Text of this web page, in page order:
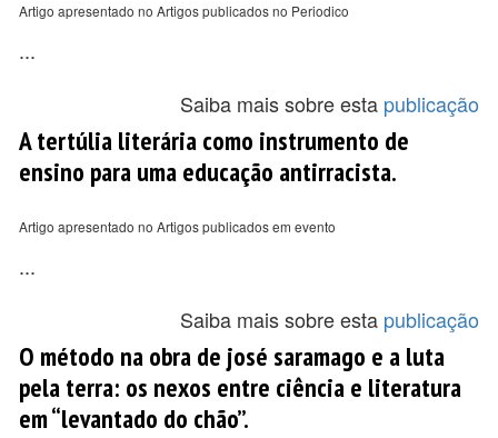
Artigo apresentado no Artigos publicados no Periodico
...
Saiba mais sobre esta publicação
A tertúlia literária como instrumento de
ensino para uma educação antirracista.
Artigo apresentado no Artigos publicados em evento
...
Saiba mais sobre esta publicação
O método na obra de josé saramago e a luta
pela terra: os nexos entre ciência e literatura
em “levantado do chão”.